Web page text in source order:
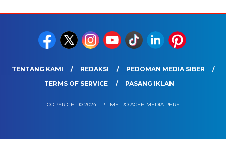
TENTANG KAMI REDAKSI
PEDOMAN MEDIA SIBER
TERMS OF SERVICE
PASANG IKLAN
COPYRIGHT © 2024 - PT. METRO ACEH MEDIA PERS